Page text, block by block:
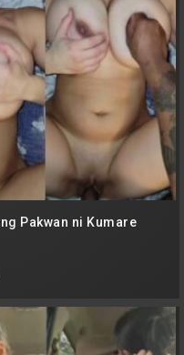
Pakwan ni Kumare